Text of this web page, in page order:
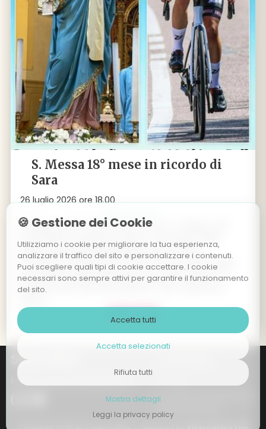
S. Messa 18° mese in ricordo di
Sara
26 luglio 2026 ore 18.00
26 luglio 2025 ore 18.00 Palù di Giovo: S. Messa a 18
Sagra Patronale della Madonna del Carmelo.
Domenica 26 luglio alle ore 18.00, in occasione della
tradizionale Sagra della patrona di Palù di Giovo, la
Madonna del Carmelo (insieme a San Valentino),
L' evento >
Sara Piffer
19 anni vissuti intensamente
sarapiffer.sp@gmail.com
Privacy & Policy
🍪 Gestione dei Cookie
Utilizziamo i cookie per migliorare la tua esperienza,
analizzare il traffico del sito e personalizzare i contenuti.
Puoi scegliere quali tipi di cookie accettare. I cookie
necessari sono sempre attivi per garantire il funzionamento
del sito.
Accetta tutti
Accetta selezionati
Rifiuta tutti
Mostra dettagli
Leggi la privacy policy